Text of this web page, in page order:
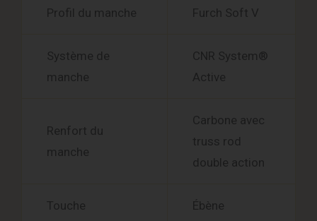
Profil du manche Furch Soft V
Système de
manche
CNR System®
Active
Renfort du
manche
Carbone avec
truss rod
double action
Touche Ébène